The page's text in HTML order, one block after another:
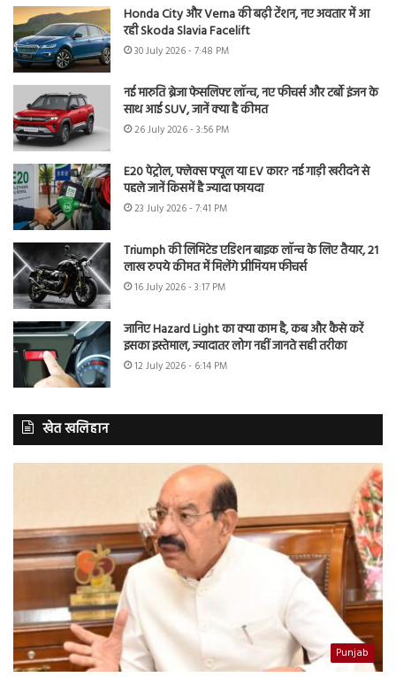
Honda City और Verna की बढ़ी टेंशन, नए अवतार में आ
रही Skoda Slavia Facelift
30 July 2026 - 7:48 PM
नई मारुति ब्रेजा फेसलिफ्ट लॉन्च, नए फीचर्स और टर्बो इंजन के
साथ आई SUV, जानें क्या है कीमत
26 July 2026 - 3:56 PM
E20 पेट्रोल, फ्लेक्स फ्यूल या EV कार? नई गाड़ी खरीदने से
पहले जानें किसमें है ज्यादा फायदा
23 July 2026 - 7:41 PM
Triumph की लिमिटेड एडिशन बाइक लॉन्च के लिए तैयार, 21
लाख रुपये कीमत में मिलेंगे प्रीमियम फीचर्स
16 July 2026 - 3:17 PM
जानिए Hazard Light का क्या काम है, कब और कैसे करें
इसका इस्तेमाल, ज्यादातर लोग नहीं जानते सही तरीका
12 July 2026 - 6:14 PM
खेत खलिहान
Punjab